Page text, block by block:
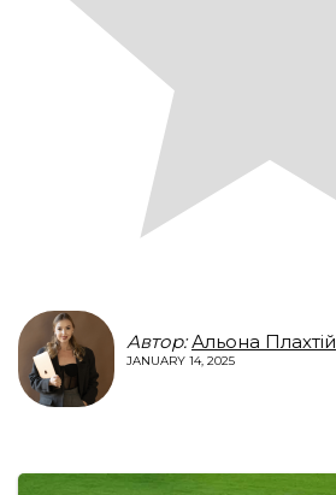
Автор: Альона Плахтій
JANUARY 14, 2025